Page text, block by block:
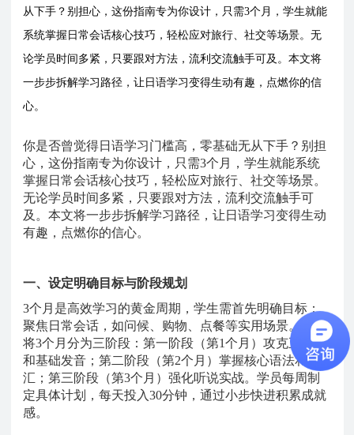
从下手？别担心，这份指南专为你设计，只需3个月，学生就能
系统掌握日常会话核心技巧，轻松应对旅行、社交等场景。无
论学员时间多紧，只要跟对方法，流利交流触手可及。本文将
一步步拆解学习路径，让日语学习变得生动有趣，点燃你的信
心。
你是否曾觉得日语学习门槛高，零基础无从下手？别担
心，这份指南专为你设计，只需3个月，学生就能系统
掌握日常会话核心技巧，轻松应对旅行、社交等场景。
无论学员时间多紧，只要跟对方法，流利交流触手可
及。本文将一步步拆解学习路径，让日语学习变得生动
有趣，点燃你的信心。
一、设定明确目标与阶段规划
3个月是高效学习的黄金周期，学生需首先明确目标：
聚焦日常会话，如问候、购物、点餐等实用场景。建议
将3个月分为三阶段：第一阶段（第1个月）攻克五十音
和基础发音；第二阶段（第2个月）掌握核心语法和词
汇；第三阶段（第3个月）强化听说实战。学员每周制
定具体计划，每天投入30分钟，通过小步快进积累成就
感。